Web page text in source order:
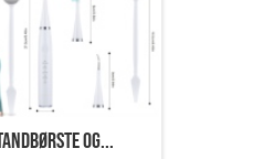
og...